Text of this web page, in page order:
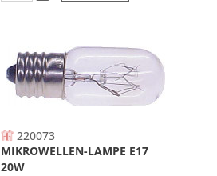
220073
MIKROWELLEN-LAMPE E17
20W